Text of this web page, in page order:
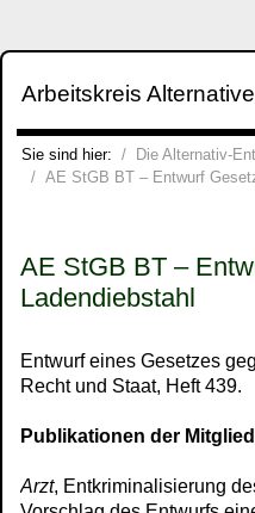
Direkt zur Hauptnavigation
Direkt zum Inhalt springen
Jump to sub navigation
Arbeitskreis
Sie sind hier: Die Alternativ-
Die Alternativ-
AE StGB BT – Entwurf
AE StGB BT –
Ladendiebstahl
Entwurf eines Gesetzes
Recht und Staat, Heft 439.
Publikationen der
Arzt, Entkriminalisierung